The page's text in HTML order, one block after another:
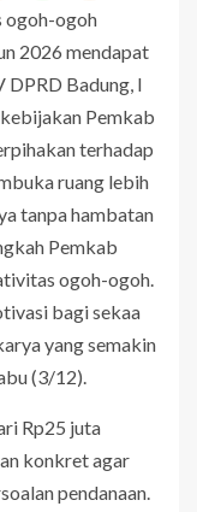
ogoh-ogoh
2026 mendapat
DPRD Badung, I
Pemkab
terhadap
ruang lebih
tanpa hambatan
Pemkab
ogoh-ogoh.
bagi sekaa
yang semakin
(3/12).
Rp25 juta
konkret agar
pendanaan.